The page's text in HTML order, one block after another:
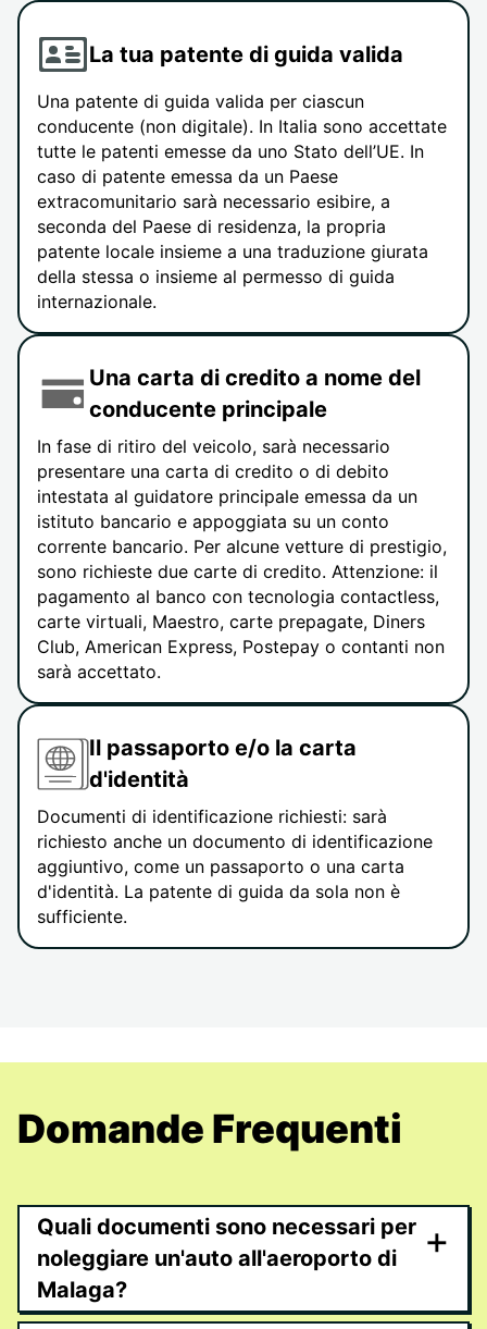
La tua patente di guida valida
Una patente di guida valida per ciascun
conducente (non digitale). In Italia sono accettate
tutte le patenti emesse da uno Stato dell’UE. In
caso di patente emessa da un Paese
extracomunitario sarà necessario esibire, a
seconda del Paese di residenza, la propria
patente locale insieme a una traduzione giurata
della stessa o insieme al permesso di guida
internazionale.
Una carta di credito a nome del
conducente principale
In fase di ritiro del veicolo, sarà necessario
presentare una carta di credito o di debito
intestata al guidatore principale emessa da un
istituto bancario e appoggiata su un conto
corrente bancario. Per alcune vetture di prestigio,
sono richieste due carte di credito. Attenzione: il
pagamento al banco con tecnologia contactless,
carte virtuali, Maestro, carte prepagate, Diners
Club, American Express, Postepay o contanti non
sarà accettato.
Il passaporto e/o la carta
d'identità
Documenti di identificazione richiesti: sarà
richiesto anche un documento di identificazione
aggiuntivo, come un passaporto o una carta
d'identità. La patente di guida da sola non è
sufficiente.
Domande Frequenti
Quali documenti sono necessari per
noleggiare un'auto all'aeroporto di
Malaga?
+